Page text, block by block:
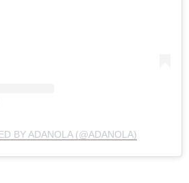
BY ADANOLA (@ADANOLA)